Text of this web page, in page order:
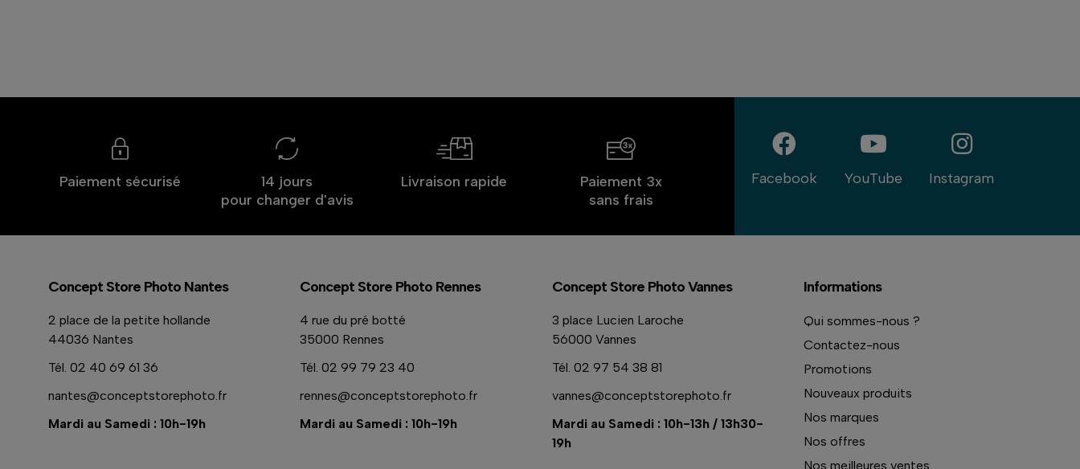
Paiement sécurisé
14 jours
pour changer d'avis
Livraison rapide
Paiement 3x
sans frais
Facebook YouTube Instagram
Concept Store Photo Nantes
2 place de la petite hollande
44036 Nantes
Tél. 02 40 69 61 36
nantes@conceptstorephoto.fr
Mardi au Samedi : 10h-19h
Concept Store Photo Rennes
4 rue du pré botté
35000 Rennes
Tél. 02 99 79 23 40
rennes@conceptstorephoto.fr
Mardi au Samedi : 10h-19h
Concept Store Photo Vannes
3 place Lucien Laroche
56000 Vannes
Tél. 02 97 54 38 81
vannes@conceptstorephoto.fr
Mardi au Samedi : 10h-13h / 13h30-
19h
Informations
Qui sommes-nous ?
Contactez-nous
Promotions
Nouveaux produits
Nos marques
Nos offres
Nos meilleures ventes